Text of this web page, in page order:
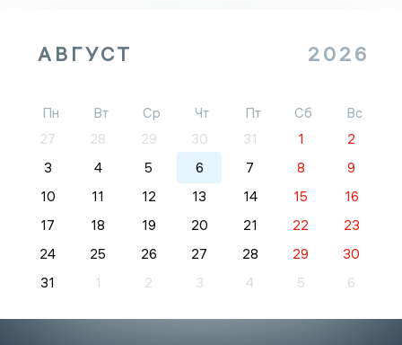
АВГУСТ 2026
Пн Вт Ср Чт Пт Сб
Вс
27
28 29 30 31 1
2
3
4 5 6 7 8
9
10
11 12 13 14 15
16
17
18 19 20 21 22
23
24
25 26 27 28 29
30
31
1 2 3 4 5 6